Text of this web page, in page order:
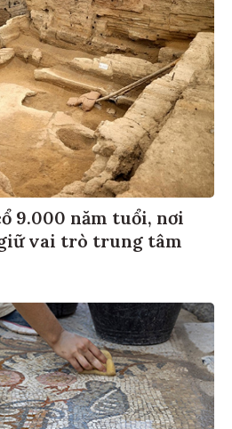
9.000 năm tuổi, nơi
vai trò trung tâm